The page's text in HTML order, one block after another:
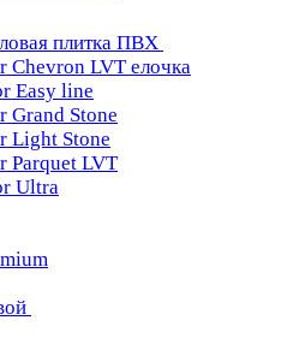
плитка ПВХ
LVT елочка
Easy line
Stone
Light Stone
Parquet LVT
Ultra